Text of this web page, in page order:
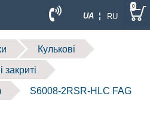
UA ¦ RU
0
Кулькові
закриті
S6008-2RSR-HLC FAG